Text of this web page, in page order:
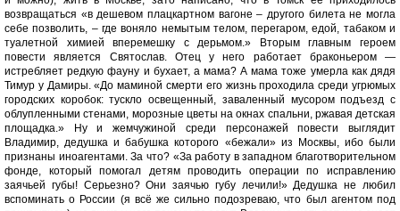
возвращаться «в дешевом плацкартном вагоне – другого билета не могла
себе позволить, – где воняло немытым телом, перегаром, едой, табаком и
туалетной химией вперемешку с дерьмом.» Вторым главным героем
повести является Святослав. Отец у него работает браконьером —
истребляет редкую фауну и бухает, а мама? А мама тоже умерла как дядя
Тимур у Дамиры. «До маминой смерти его жизнь проходила среди угрюмых
городских коробок: тускло освещенный, заваленный мусором подъезд с
облупленными стенами, морозные цветы на окнах спальни, ржавая детская
площадка.» Ну и жемчужиной среди персонажей повести выглядит
Владимир, дедушка и бабушка которого «бежали» из Москвы, ибо были
признаны иноагентами. За что? «За работу в западном благотворительном
фонде, который помогал детям проводить операции по исправлению
заячьей губы! Серьезно? Они заячью губу лечили!» Дедушка не любил
вспоминать о России (я всё же сильно подозреваю, что был агентом под